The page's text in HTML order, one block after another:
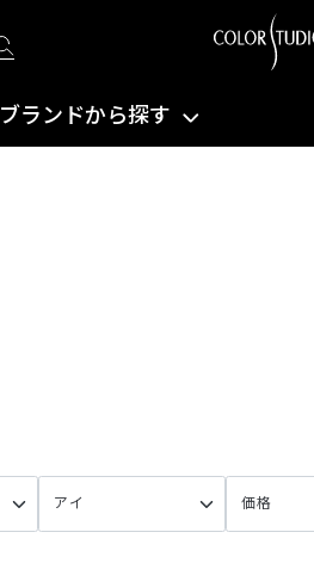
ブランドから探す